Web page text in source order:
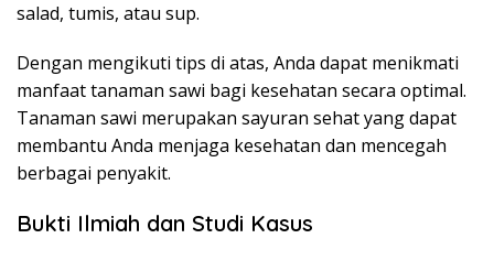
salad, tumis, atau sup.
Dengan mengikuti tips di atas, Anda dapat menikmati
manfaat tanaman sawi bagi kesehatan secara optimal.
Tanaman sawi merupakan sayuran sehat yang dapat
membantu Anda menjaga kesehatan dan mencegah
berbagai penyakit.
Bukti Ilmiah dan Studi Kasus